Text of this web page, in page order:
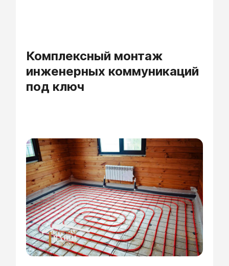
ОБЪЕКТЫ
МЕДИАЦЕНТР
СТАТЬИ
Комплексный монтаж
инженерных коммуникаций
под ключ